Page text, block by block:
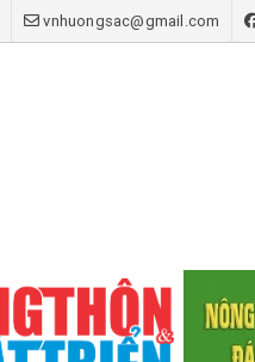
vnhuongsac@gmail.com